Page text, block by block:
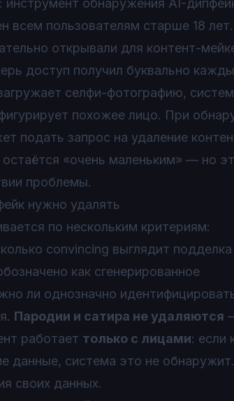
обнаружения AI-
всем пользователям старше 18
открывали для контент-
доступ получил буквально
селфи-фотографию,
похожее лицо. При
подать запрос на удаление
«очень маленьким» — но
проблемы.
нужно удалять
по нескольким критериям:
convincing выглядит подделка
как сгенерированное
ли однозначно
Пародии и сатира не удаляются
работает только с лицами: если
данные, система это не
своих данных.